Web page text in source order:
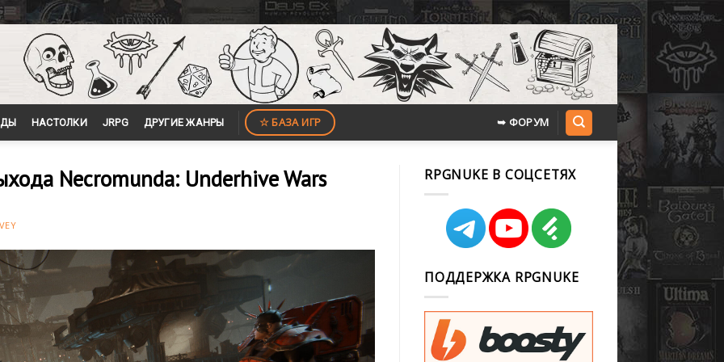
НАСТОЛКИ JRPG ДРУГИЕ ЖАНРЫ ☆ БАЗА ИГР ➥ ФОРУМ
Necromunda: Underhive Wars RPGNUKE В СОЦСЕТЯХ
ПОДДЕРЖКА RPGNUKE